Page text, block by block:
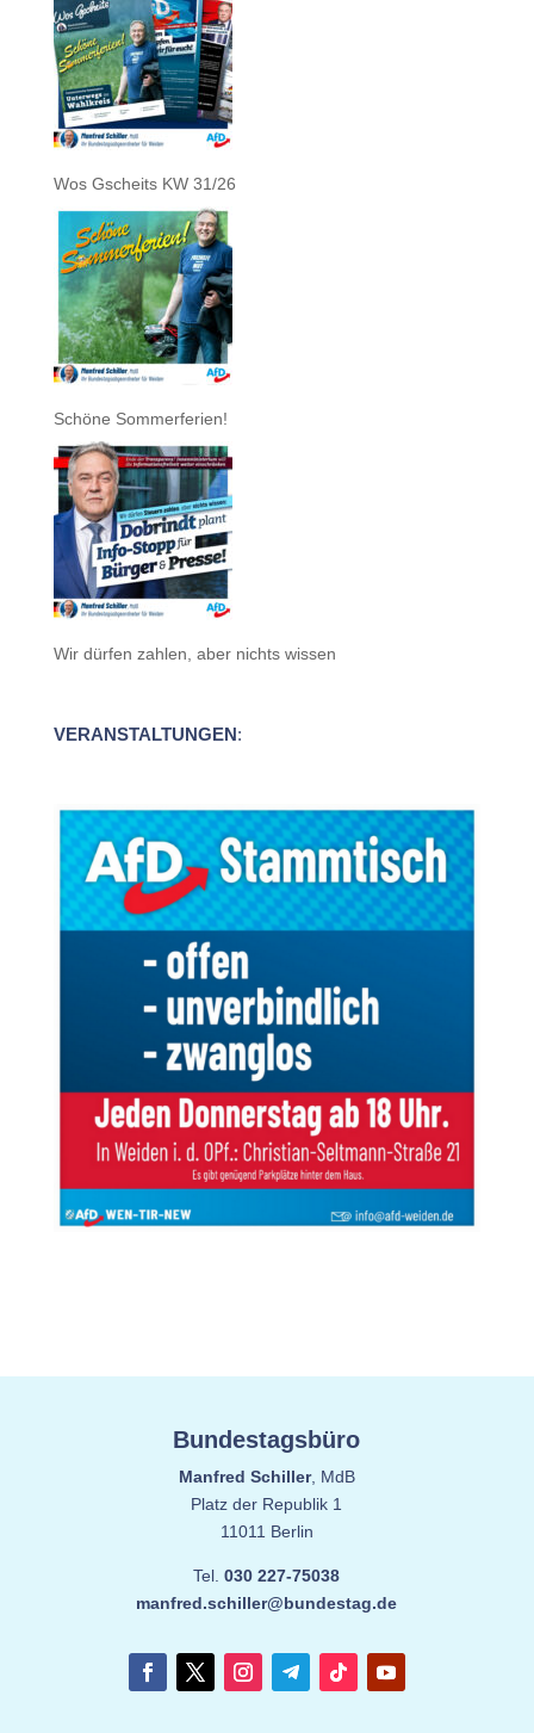
Wos Gscheits KW 31/26
Schöne Sommerferien!
Wir dürfen zahlen, aber nichts wissen
VERANSTALTUNGEN:
Bundestagsbüro
Manfred Schiller, MdB
Platz der Republik 1
11011 Berlin
Tel.030 227-75038
manfred.schiller@bundestag.de